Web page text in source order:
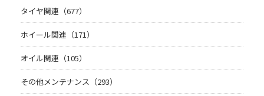
タイヤ関連（677）
ホイール関連（171）
オイル関連（105）
その他メンテナンス（293）